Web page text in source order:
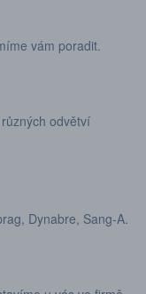
vám poradit.
odvětví
Dynabre, Sang-A.